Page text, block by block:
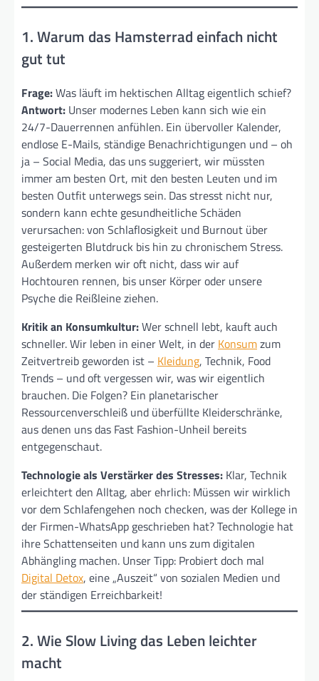
1. Warum das Hamsterrad einfach nicht
gut tut
Frage:Was läuft im hektischen Alltag eigentlich schief?
Antwort: Unser modernes Leben kann sich wie ein
24/7-Dauerrennen anfühlen. Ein übervoller Kalender,
endlose E-Mails, ständige Benachrichtigungen und – oh
ja – Social Media, das uns suggeriert, wir müssten
immer am besten Ort, mit den besten Leuten und im
besten Outfit unterwegs sein. Das stresst nicht nur,
sondern kann echte gesundheitliche Schäden
verursachen: von Schlaflosigkeit und Burnout über
gesteigerten Blutdruck bis hin zu chronischem Stress.
Außerdem merken wir oft nicht, dass wir auf
Hochtouren rennen, bis unser Körper oder unsere
Psyche die Reißleine ziehen.
Kritik an Konsumkultur:Wer schnell lebt, kauft auch
schneller. Wir leben in einer Welt, in der Konsumzum
Zeitvertreib geworden ist – Kleidung, Technik, Food
Trends – und oft vergessen wir, was wir eigentlich
brauchen. Die Folgen? Ein planetarischer
Ressourcenverschleiß und überfüllte Kleiderschränke,
aus denen uns das Fast Fashion-Unheil bereits
entgegenschaut.
Technologie als Verstärker des Stresses: Klar, Technik
erleichtert den Alltag, aber ehrlich: Müssen wir wirklich
vor dem Schlafengehen noch checken, was der Kollege in
der Firmen-WhatsApp geschrieben hat? Technologie hat
ihre Schattenseiten und kann uns zum digitalen
Abhängling machen. Unser Tipp: Probiert doch mal
Digital Detox, eine „Auszeit“ von sozialen Medien und
der ständigen Erreichbarkeit!
2. Wie Slow Living das Leben leichter
macht